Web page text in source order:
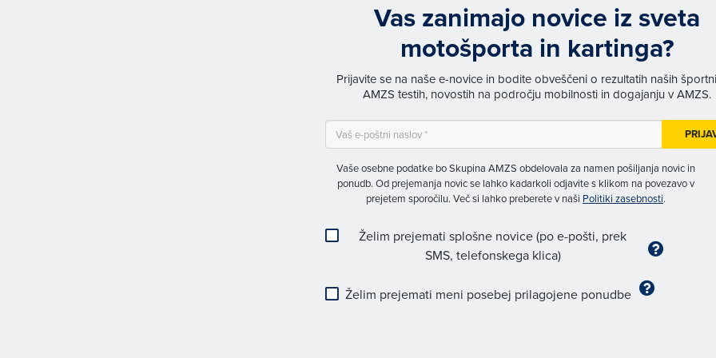
Vas zanimajo novice iz sveta
motošporta in kartinga?
Prijavite se na naše e-novice in bodite obveščeni o rezultatih naših
AMZS testih, novostih na področju mobilnosti in dogajanju v AMZS.
Vaše osebne podatke bo Skupina AMZS obdelovala za namen pošiljanja novic in
ponudb. Od prejemanja novic se lahko kadarkoli odjavite s klikom na povezavo v
prejetem sporočilu. Več si lahko preberete v naši Politiki zasebnosti.
Želim prejemati splošne novice (po e-pošti, prek
SMS, telefonskega klica)
Želim prejemati meni posebej prilagojene ponudbe